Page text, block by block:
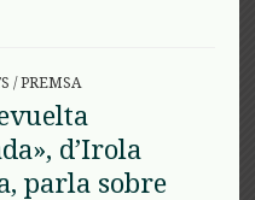
/PREMSA
d’Irola
parla sobre